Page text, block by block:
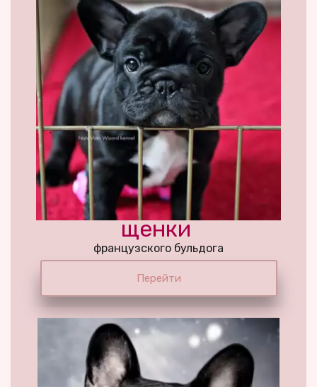
щенки
французского бульдога
Перейти